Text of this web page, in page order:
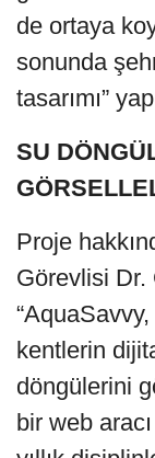
de ortaya
sonunda
tasarımı”
SU
Proje
Görevlisi Dr.
“AquaSavvy,
kentlerin
döngülerini
bir web